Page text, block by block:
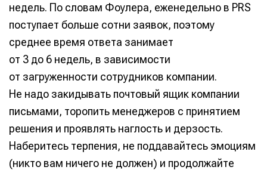
недель. По словам Фоулера, еженедельно в PRS
поступает больше сотни заявок, поэтому
среднее время ответа занимает
от 3 до 6 недель, в зависимости
от загруженности сотрудников компании.
Не надо закидывать почтовый ящик компании
письмами, торопить менеджеров с принятием
решения и проявлять наглость и дерзость.
Наберитесь терпения, не поддавайтесь эмоциям
(никто вам ничего не должен) и продолжайте